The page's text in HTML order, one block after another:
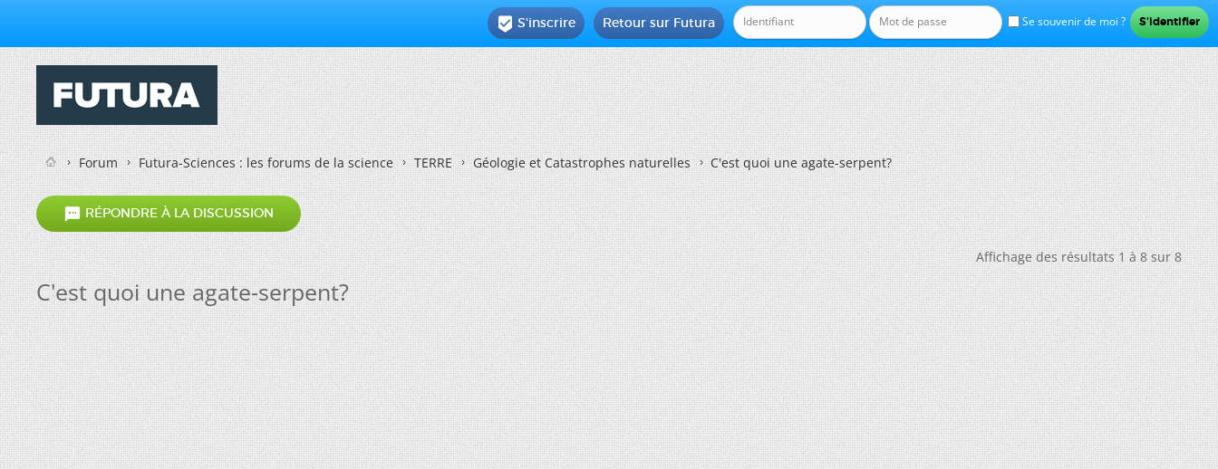
Se souvenir de moi ?
Retour sur Futura
 S'inscrire
Forum Futura-Sciences : les forums de la science TERRE Géologie et Catastrophes naturelles C'est quoi une agate-serpent?
 RÉPONDRE À LA DISCUSSION
Affichage des résultats 1 à 8 sur 8
C'est quoi une agate-serpent?